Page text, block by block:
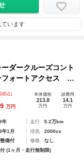
ています
ークルーズコント
ォートアクセス 前
突軽減システム レ
ト ＥＴＣ ＬＥＤ
(税込)
9 万円
本体価格
213.8
万円
諸費用
14.1
万円
年 走行
5.2万km
年1月 排気
2000cc
備付 修復
なし
(1ヶ月・走行無制限)